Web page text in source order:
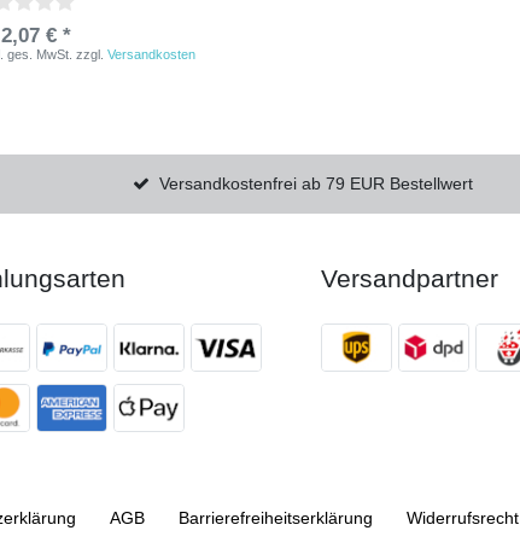
€ *
ges. MwSt. zzgl.Versandkosten
Versandkostenfrei ab 79 EUR Bestellwert
Versandpartner
AGB Barrierefreiheitserklärung Widerrufs­recht